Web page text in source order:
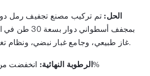
الحل: تم تركيب مصنع تجفيف رمل
بمجفف أسطواني
غاز طبيعي، وجامع غبار نبضي، ونظام تغذية وتفريغ آلي.
الرطوبة النهائية:انخفضت من 12% إلى 0.5%